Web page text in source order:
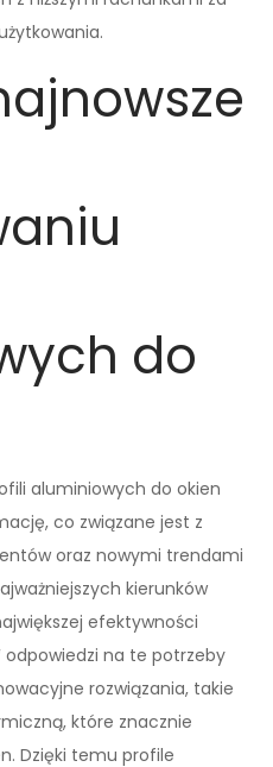
do
aluminiowych do okien
co związane jest z
oraz nowymi trendami
kierunków
efektywności
na te potrzeby
rozwiązania, takie
które znacznie
Dzięki temu profile